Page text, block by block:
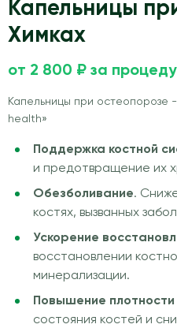
Капельницы
Химках
от 2 800 ₽ за
Капельницы при остеопорозе
health»
Поддержка костной
и предотвращение их
Обезболивание.
костях, вызванных
Ускорение
восстановлении
минерализации.
Повышение плотности
состояния костей и